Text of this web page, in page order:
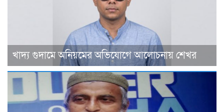
খাদ্য গুদামে অনিয়মের অভিযোগে আলোচনায় শেখর